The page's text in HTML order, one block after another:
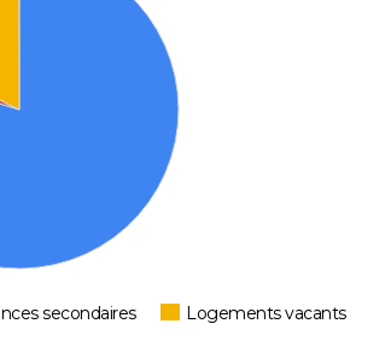
secondaires Logements vacants